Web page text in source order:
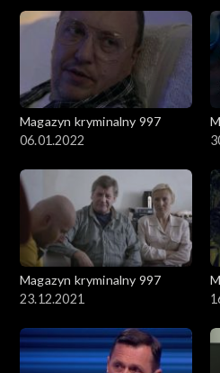
Magazyn kryminalny 997
06.01.2022
Magazyn kryminalny 997
23.12.2021